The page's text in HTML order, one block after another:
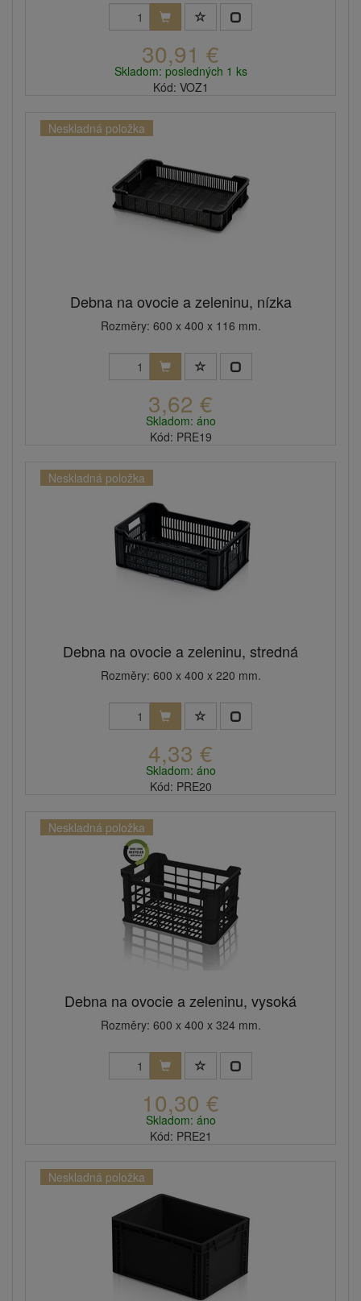
30,91 €
Skladom: posledných 1 ks
Kód: VOZ1
Neskladná položka
Debna na ovocie a zeleninu, nízka
Rozměry: 600 x 400 x 116 mm.
3,62 €
Skladom: áno
Kód: PRE19
Neskladná položka
Debna na ovocie a zeleninu, stredná
Rozměry: 600 x 400 x 220 mm.
4,33 €
Skladom: áno
Kód: PRE20
Neskladná položka
Debna na ovocie a zeleninu, vysoká
Rozměry: 600 x 400 x 324 mm.
10,30 €
Skladom: áno
Kód: PRE21
Neskladná položka